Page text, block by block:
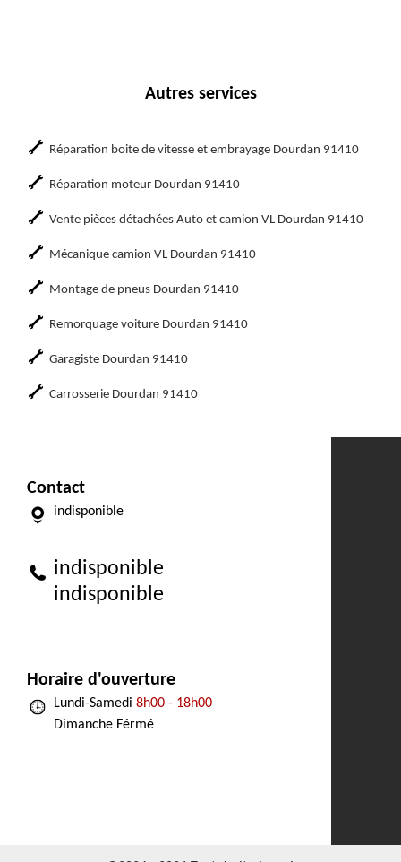
Autres services
Réparation boite de vitesse et embrayage Dourdan 91410
Réparation moteur Dourdan 91410
Vente pièces détachées Auto et camion VL Dourdan 91410
Mécanique camion VL Dourdan 91410
Montage de pneus Dourdan 91410
Remorquage voiture Dourdan 91410
Garagiste Dourdan 91410
Carrosserie Dourdan 91410
Contact
indisponible
indisponible
indisponible
Horaire d'ouverture
Lundi-Samedi 8h00 - 18h00
Dimanche Férmé